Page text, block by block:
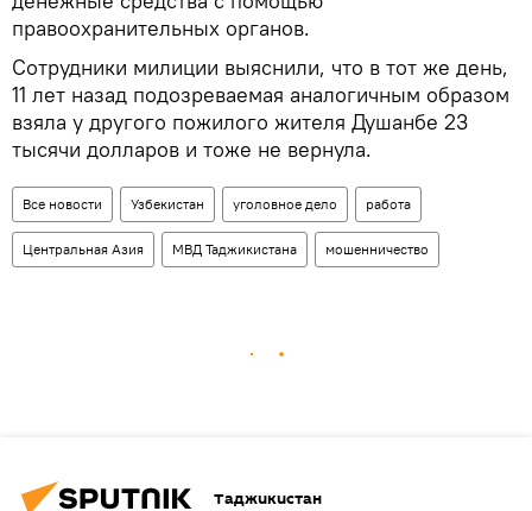
правоохранительных органов.
Сотрудники милиции выяснили, что в тот же день,
11 лет назад подозреваемая аналогичным образом
взяла у другого пожилого жителя Душанбе 23
тысячи долларов и тоже не вернула.
Все новости Узбекистан уголовное дело работа
Центральная Азия МВД Таджикистана мошенничество
Таджикистан